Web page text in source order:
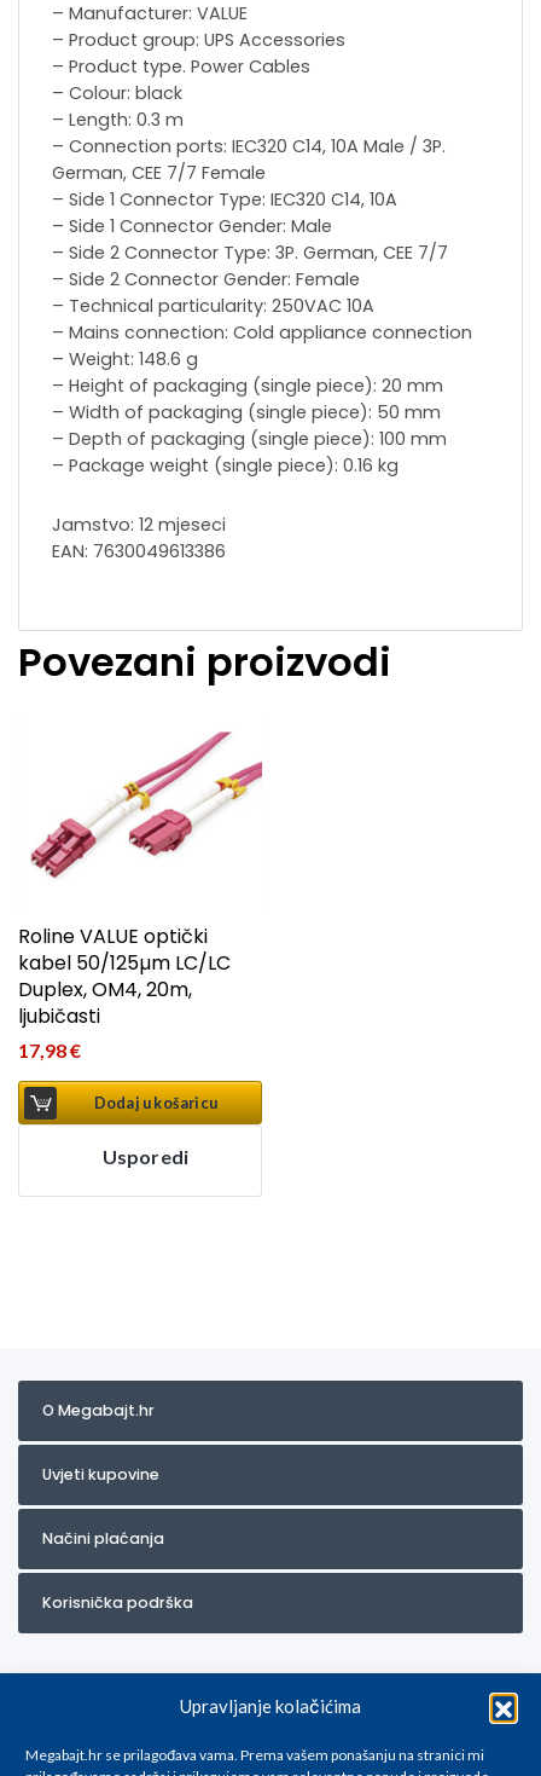
Upravljanje kolačićima
Megabajt.hr se prilagođava vama. Prema vašem ponašanju na stranici mi
– Manufacturer: VALUE
– Product group: UPS Accessories
– Product type. Power Cables
– Colour: black
– Length: 0.3 m
– Connection ports: IEC320 C14, 10A Male / 3P.
German, CEE 7/7 Female
– Side 1 Connector Type: IEC320 C14, 10A
– Side 1 Connector Gender: Male
– Side 2 Connector Type: 3P. German, CEE 7/7
– Side 2 Connector Gender: Female
– Technical particularity: 250VAC 10A
– Mains connection: Cold appliance connection
– Weight: 148.6 g
– Height of packaging (single piece): 20 mm
– Width of packaging (single piece): 50 mm
– Depth of packaging (single piece): 100 mm
– Package weight (single piece): 0.16 kg
Jamstvo: 12 mjeseci
EAN: 7630049613386
Povezani proizvodi
Roline VALUE optički
kabel 50/125µm LC/LC
Duplex, OM4, 20m,
ljubičasti
17,98€
Dodaj u košaricu
Usporedi
O Megabajt.hr
Uvjeti kupovine
Načini plaćanja
Korisnička podrška